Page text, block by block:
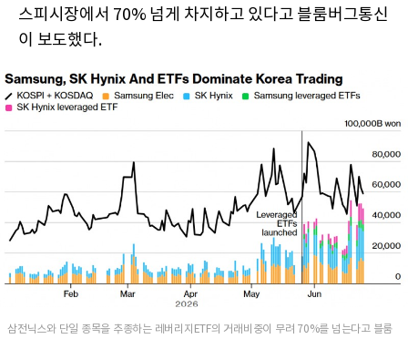
스피시장에서 70% 넘게 차지하고 있다고 블룸버그통신
이 보도했다.
삼전닉스와 단일 종목을 추종하는 레버리지ETF의 거래비중이 무려 70%를 넘는다고 블룸